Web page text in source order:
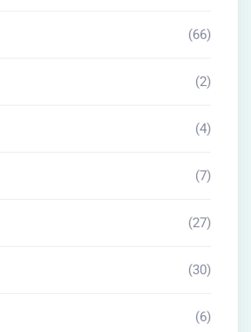
(66)
(2)
(4)
(7)
(27)
(30)
(6)